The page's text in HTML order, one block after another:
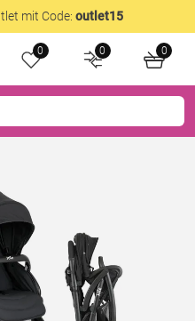
mit Code: outlet15
0 0 0